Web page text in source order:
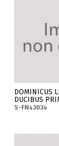
DOMINICUS
DUCIBUS
S-FN43034